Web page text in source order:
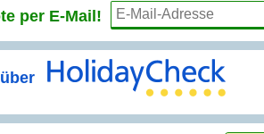
per E-Mail!